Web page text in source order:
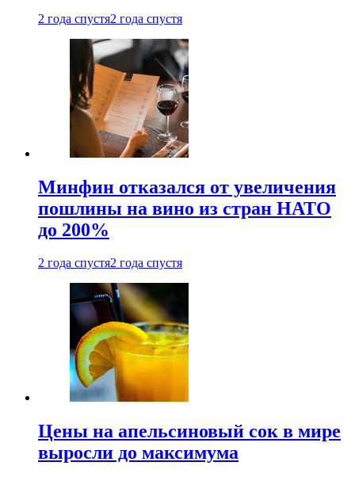
2 года спустя2 года спустя
Минфин отказался от увеличения
пошлины на вино из стран НАТО
до 200%
2 года спустя2 года спустя
Цены на апельсиновый сок в мире
выросли до максимума